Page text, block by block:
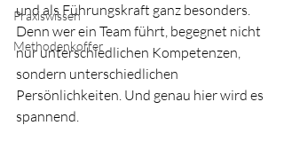
Praxiswissen
Methodenkoffer
und als Führungskraft ganz besonders.
Denn wer ein Team führt, begegnet nicht
nur unterschiedlichen Kompetenzen,
sondern unterschiedlichen
Persönlichkeiten. Und genau hier wird es
spannend.